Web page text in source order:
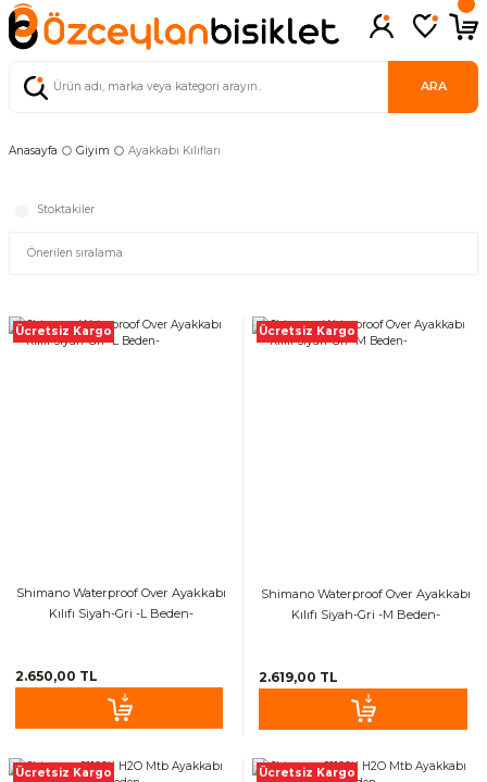
ARA
Anasayfa Giyim Ayakkabı Kılıfları
Stoktakiler
Ücretsiz Kargo
Shimano Waterproof Over Ayakkabı
Kılıfı Siyah-Gri -L Beden-
2.650,00 TL
Ücretsiz Kargo
Shimano Waterproof Over Ayakkabı
Kılıfı Siyah-Gri -M Beden-
2.619,00 TL
Ücretsiz Kargo Ücretsiz Kargo